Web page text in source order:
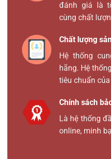
đánh giá là
cùng chất
Chất lượng
Hệ thống
hãng. Hệ
tiêu chuẩn
Chính sách
Là hệ thống
online, minh